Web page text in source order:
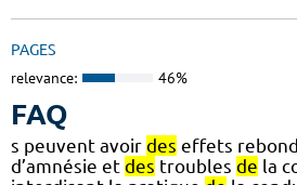
PAGES
relevance: 46%
FAQ
s peuvent avoir des effets
d’amnésie et des troubles de la